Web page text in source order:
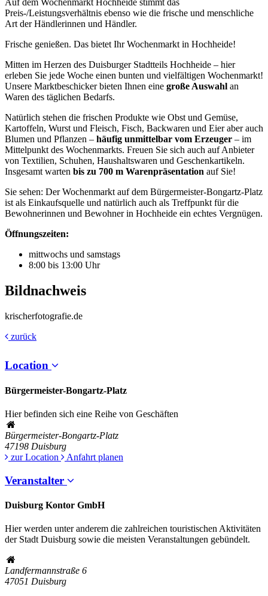
Preis-/Leistungsverhältnis ebenso wie die frische und menschliche
Art der Händlerinnen und Händler.
Frische genießen. Das bietet Ihr Wochenmarkt in Hochheide!
Mitten im Herzen des Duisburger Stadtteils Hochheide – hier
erleben Sie jede Woche einen bunten und vielfältigen Wochenmarkt!
Unsere Marktbeschicker bieten Ihnen eine große Auswahl an
Waren des täglichen Bedarfs.
Natürlich stehen die frischen Produkte wie Obst und Gemüse,
Kartoffeln, Wurst und Fleisch, Fisch, Backwaren und Eier aber auch
Blumen und Pflanzen – häufig unmittelbar vom Erzeuger – im
Mittelpunkt des Wochenmarkts. Freuen Sie sich auch auf Anbieter
von Textilien, Schuhen, Haushaltswaren und Geschenkartikeln.
Insgesamt warten bis zu 700 m Warenpräsentation auf Sie!
Sie sehen: Der Wochenmarkt auf dem Bürgermeister-Bongartz-Platz
ist als Einkaufsquelle und natürlich auch als Treffpunkt für die
Bewohnerinnen und Bewohner in Hochheide ein echtes Vergnügen.
Öffnungszeiten:
mittwochs und samstags
8:00 bis 13:00 Uhr
Bildnachweis
krischerfotografie.de
zurück
Location
Bürgermeister-Bongartz-Platz
Hier befinden sich eine Reihe von Geschäften
Bürgermeister-Bongartz-Platz
47198 Duisburg
zur Location
Anfahrt planen
Veranstalter
Duisburg Kontor GmbH
Hier werden unter anderem die zahlreichen touristischen Aktivitäten
der Stadt Duisburg sowie die meisten Veranstaltungen gebündelt.
Landfermannstraße 6
47051 Duisburg